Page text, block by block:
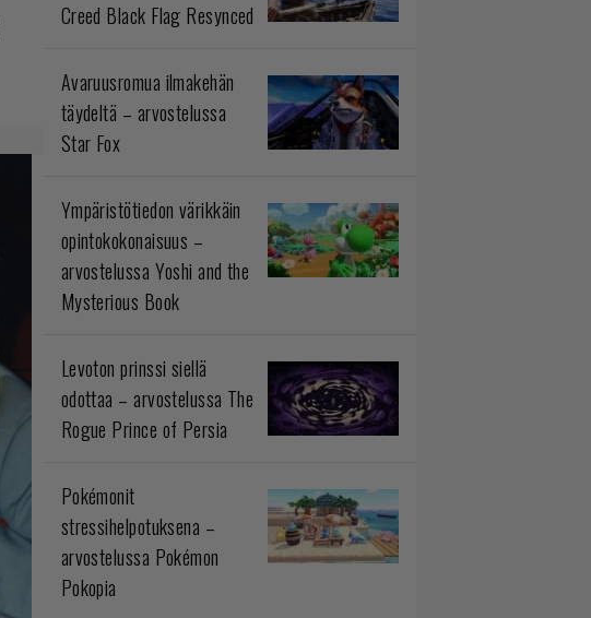
Creed Black Flag Resynced
Avaruusromua ilmakehän
täydeltä – arvostelussa
Star Fox
Ympäristötiedon värikkäin
opintokokonaisuus –
arvostelussa Yoshi and the
Mysterious Book
Levoton prinssi siellä
odottaa – arvostelussa The
Rogue Prince of Persia
Pokémonit
stressihelpotuksena –
arvostelussa Pokémon
Pokopia